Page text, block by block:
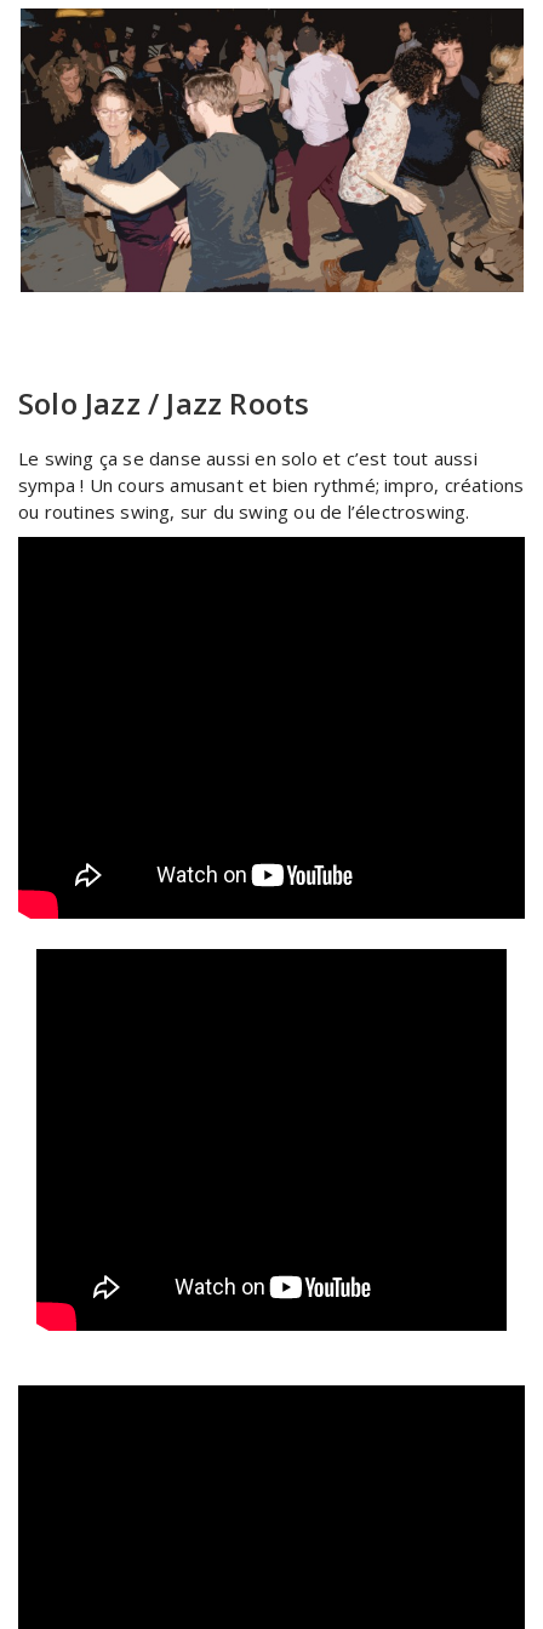
Solo Jazz / Jazz Roots
Le swing ça se danse aussi en solo et c’est tout aussi
sympa ! Un cours amusant et bien rythmé; impro, créations
ou routines swing, sur du swing ou de l’électroswing.